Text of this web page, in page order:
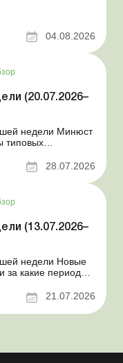
периодов
04.08.2026
(20.07.2026–
недели Минюст
типовых
центра по
работодателям
28.07.2026
(13.07.2026–
недели Новые
за какие периоды
во время21.07.2026